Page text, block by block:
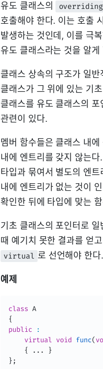
유도 클래스의
overriding
호출해야 한다. 이는 호출
발생하는 것인데, 이를 극
유도 클래스라는 것을 알
클래스 상속의 구조가 일
클래스가 그 위에 있는 기
클래스를 유도 클래스의
관련이 있다.
멤버 함수들은 클래스 내
내에 엔트리를 갖지 않는다.
타입과 묶여서 별도의 엔
내에 엔트리가 없는 것이
확인한 뒤에 타입에 맞는
기초 클래스의 포인터로
때 예기치 못한 결과를 얻
virtual 로 선언해야 한다.
예제
class A
{
public
:
virtual void func(
{
. . .
}
} ;